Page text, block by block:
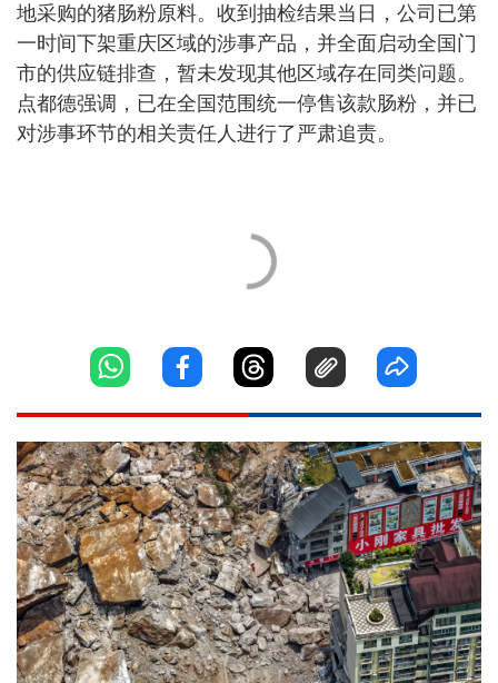
地采购的猪肠粉原料。收到抽检结果当日，公司已第
一时间下架重庆区域的涉事产品，并全面启动全国门
市的供应链排查，暂未发现其他区域存在同类问题。
点都德强调，已在全国范围统一停售该款肠粉，并已
对涉事环节的相关责任人进行了严肃追责。